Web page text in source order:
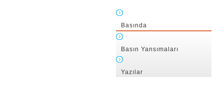
Basında
Basın Yansımaları
Yazılar